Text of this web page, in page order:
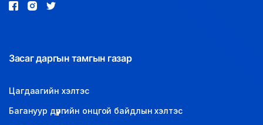
Засаг даргын тамгын газар
Цагдаагийн хэлтэс
Багануур дүүргийн онцгой байдлын хэлтэс